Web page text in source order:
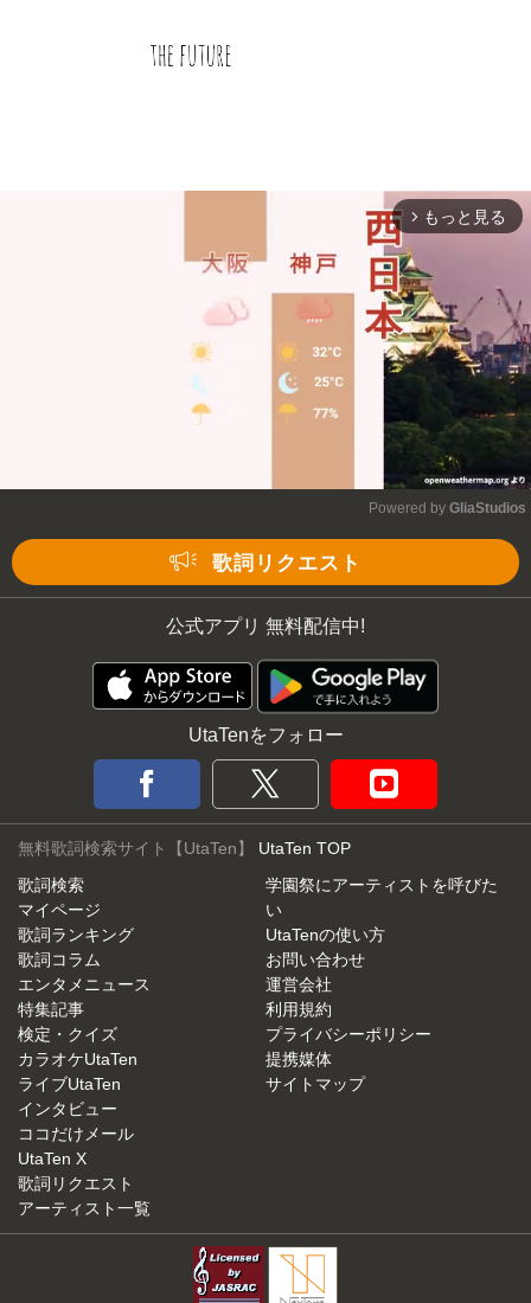
arrow_forward_ios もっと見る
Powered by GliaStudios
歌詞リクエスト
公式アプリ 無料配信中!
UtaTenをフォロー
無料歌詞検索サイト【UtaTen】 UtaTen TOP
歌詞検索
マイページ
歌詞ランキング
歌詞コラム
エンタメニュース
特集記事
検定・クイズ
カラオケUtaTen
ライブUtaTen
インタビュー
ココだけメール
UtaTen X
歌詞リクエスト
アーティスト一覧
学園祭にアーティストを呼びた
い
UtaTenの使い方
お問い合わせ
運営会社
利用規約
プライバシーポリシー
提携媒体
サイトマップ